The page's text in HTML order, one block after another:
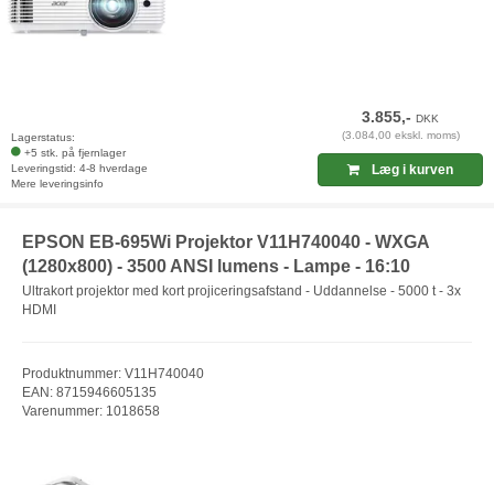
Lagerstatus:
+5 stk. på fjernlager
Leveringstid: 4-8 hverdage
Mere leveringsinfo
3.855,-DKK
(3.084,00 ekskl. moms)
Læg i kurven
EPSON EB-695Wi Projektor V11H740040 - WXGA
(1280x800) - 3500 ANSI lumens - Lampe - 16:10
Ultrakort projektor med kort projiceringsafstand - Uddannelse - 5000 t - 3x
HDMI
Produktnummer: V11H740040
EAN: 8715946605135
Varenummer: 1018658